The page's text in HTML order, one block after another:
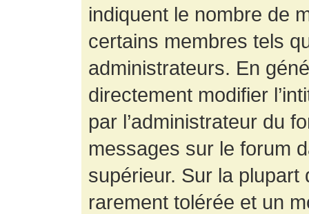
indiquent le nombre de
certains membres tels
administrateurs. En
directement modifier
par l’administrateur du
messages sur le forum
supérieur. Sur la
rarement tolérée et un